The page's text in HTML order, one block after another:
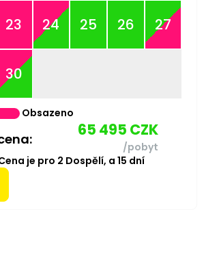
23 24 25 26 27
30
Obsazeno
65 495 CZK
/pobyt
je pro 2 Dospělí, a 15 dní